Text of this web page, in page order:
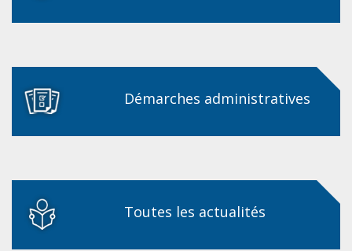
Démarches administratives
Toutes les actualités